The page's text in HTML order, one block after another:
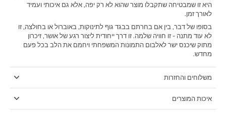
היא זו שמבטיחה שתקבלו מוצר שהוא לא רק יפה, אלא גם איכותי ועמיד
לאורך זמן.
בסופו של דבר, בין אם בחרתם בבגד גוף לתינוקות, באוברול או בחולצה, זו
לא עוד מתנה - זו חוויה שלמה. זו דרך ייחודית ליצור רגע של אושר, זיכרון
מתוק שיכנס ישר לאלבום התמונות המשפחתי ויחמם את הלב בכל פעם
מחדש.
משלוחים והחזרות
איכות המוצרים